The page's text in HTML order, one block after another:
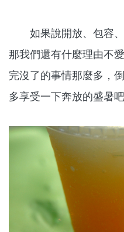
如果說開放、包容、
那我們還有什麼理由不
完沒了的事情那麼多，
多享受一下奔放的盛暑吧